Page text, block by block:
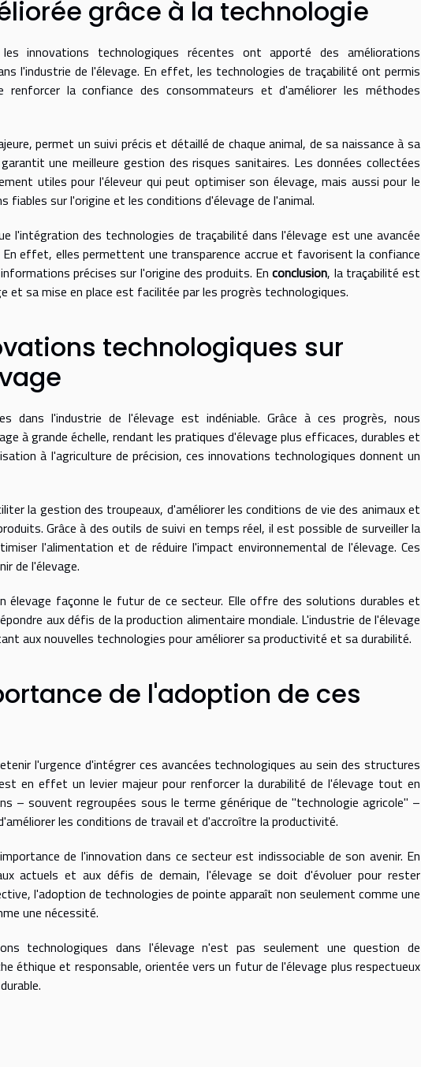
grâce à la technologie
innovations technologiques récentes ont apporté des améliorations
l'industrie de l'élevage. En effet, les technologies de traçabilité ont permis
renforcer la confiance des consommateurs et d'améliorer les méthodes
permet un suivi précis et détaillé de chaque animal, de sa naissance à sa
une meilleure gestion des risques sanitaires. Les données collectées
utiles pour l'éleveur qui peut optimiser son élevage, mais aussi pour le
sur l'origine et les conditions d'élevage de l'animal.
l'intégration des technologies de traçabilité dans l'élevage est une avancée
En effet, elles permettent une transparence accrue et favorisent la confiance
précises sur l'origine des produits. Enconclusion, la traçabilité est
et sa mise en place est facilitée par les progrès technologiques.
technologiques sur
dans l'industrie de l'élevage est indéniable. Grâce à ces progrès, nous
à grande échelle, rendant les pratiques d'élevage plus efficaces, durables et
à l'agriculture de précision, ces innovations technologiques donnent un
la gestion des troupeaux, d'améliorer les conditions de vie des animaux et
Grâce à des outils de suivi en temps réel, il est possible de surveiller la
l'alimentation et de réduire l'impact environnemental de l'élevage. Ces
de l'élevage.
élevage façonne le futur de ce secteur. Elle offre des solutions durables et
aux défis de la production alimentaire mondiale. L'industrie de l'élevage
aux nouvelles technologies pour améliorer sa productivité et sa durabilité.
de l'adoption de ces
l'urgence d'intégrer ces avancées technologiques au sein des structures
en effet un levier majeur pour renforcer la durabilité de l'élevage tout en
– souvent regroupées sous le terme générique de "technologie agricole" –
les conditions de travail et d'accroître la productivité.
de l'innovation dans ce secteur est indissociable de son avenir. En
actuels et aux défis de demain, l'élevage se doit d'évoluer pour rester
l'adoption de technologies de pointe apparaît non seulement comme une
une nécessité.
technologiques dans l'élevage n'est pas seulement une question de
éthique et responsable, orientée vers un futur de l'élevage plus respectueux